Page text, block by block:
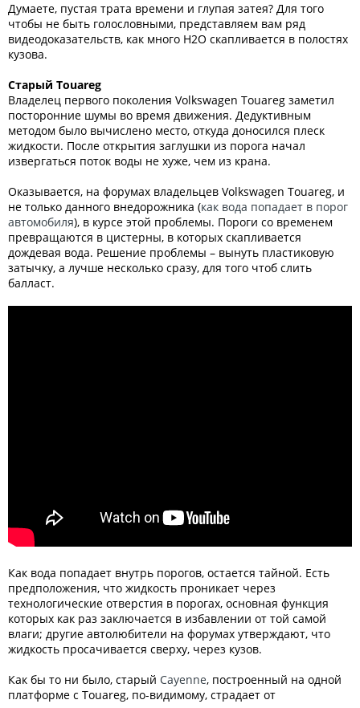
Думаете, пустая трата времени и глупая затея? Для того
чтобы не быть голословными, представляем вам ряд
видеодоказательств, как много H2O скапливается в полостях
кузова.
Старый Touareg
Владелец первого поколения Volkswagen Touareg заметил
посторонние шумы во время движения. Дедуктивным
методом было вычислено место, откуда доносился плеск
жидкости. После открытия заглушки из порога начал
извергаться поток воды не хуже, чем из крана.
Оказывается, на форумах владельцев Volkswagen Touareg, и
не только данного внедорожника (как вода попадает в порог
автомобиля), в курсе этой проблемы. Пороги со временем
превращаются в цистерны, в которых скапливается
дождевая вода. Решение проблемы – вынуть пластиковую
затычку, а лучше несколько сразу, для того чтоб слить
балласт.
Как вода попадает внутрь порогов, остается тайной. Есть
предположения, что жидкость проникает через
технологические отверстия в порогах, основная функция
которых как раз заключается в избавлении от той самой
влаги; другие автолюбители на форумах утверждают, что
жидкость просачивается сверху, через кузов.
Как бы то ни было, старый Cayenne, построенный на одной
платформе с Touareg, по-видимому, страдает от